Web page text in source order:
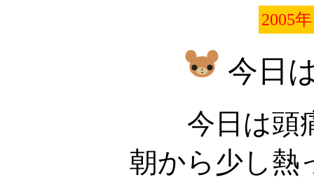
2005
今日
今日は頭
朝から少し熱